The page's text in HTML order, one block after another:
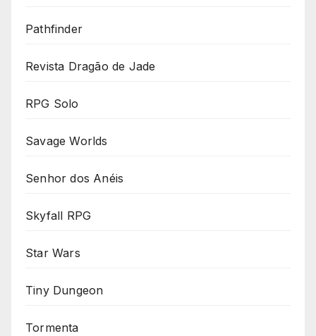
Pathfinder
Revista Dragão de Jade
RPG Solo
Savage Worlds
Senhor dos Anéis
Skyfall RPG
Star Wars
Tiny Dungeon
Tormenta